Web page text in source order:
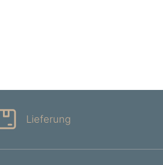
Lieferung